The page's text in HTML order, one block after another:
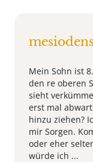
Mein Sohn ist
den re oberen
sieht
erst mal
hinzu ziehen?
mir Sorgen.
oder eher
würde ich ...